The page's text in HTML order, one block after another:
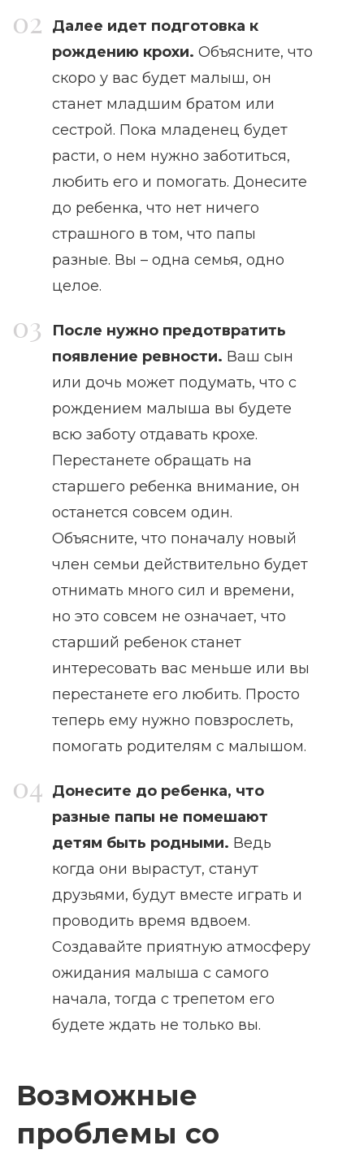
Далее идет подготовка к
рождению крохи. Объясните, что
скоро у вас будет малыш, он
станет младшим братом или
сестрой. Пока младенец будет
расти, о нем нужно заботиться,
любить его и помогать. Донесите
до ребенка, что нет ничего
страшного в том, что папы
разные. Вы – одна семья, одно
целое.
После нужно предотвратить
появление ревности. Ваш сын
или дочь может подумать, что с
рождением малыша вы будете
всю заботу отдавать крохе.
Перестанете обращать на
старшего ребенка внимание, он
останется совсем один.
Объясните, что поначалу новый
член семьи действительно будет
отнимать много сил и времени,
но это совсем не означает, что
старший ребенок станет
интересовать вас меньше или вы
перестанете его любить. Просто
теперь ему нужно повзрослеть,
помогать родителям с малышом.
Донесите до ребенка, что
разные папы не помешают
детям быть родными. Ведь
когда они вырастут, станут
друзьями, будут вместе играть и
проводить время вдвоем.
Создавайте приятную атмосферу
ожидания малыша с самого
начала, тогда с трепетом его
будете ждать не только вы.
Возможные
проблемы со